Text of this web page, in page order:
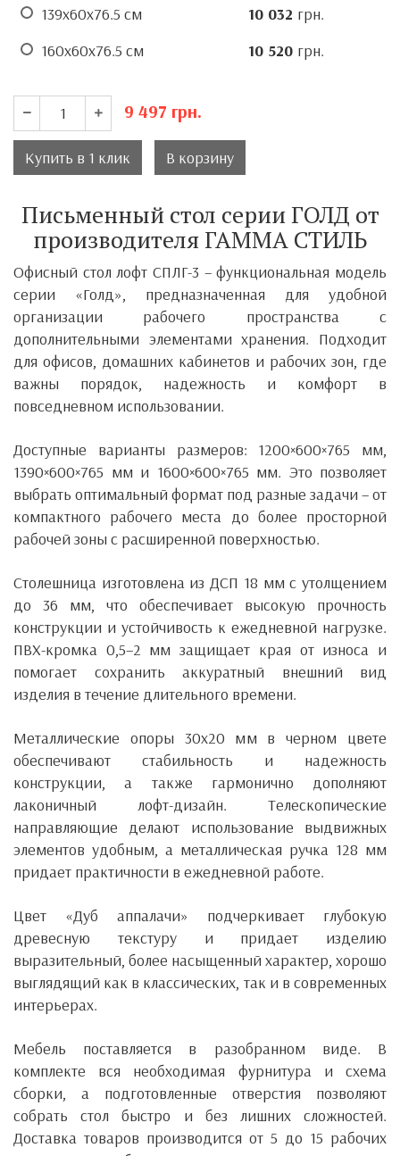
139х60х76.5 см
10 032 грн.
160х60х76.5 см
10 520 грн.
9 497 грн.
Купить в 1 клик В корзину
Письменный стол серии ГОЛД от
производителя ГАММА СТИЛЬ
Офисный стол лофт СПЛГ-3 – функциональная модель
серии «Голд», предназначенная для удобной
организации рабочего пространства с
дополнительными элементами хранения. Подходит
для офисов, домашних кабинетов и рабочих зон, где
важны порядок, надежность и комфорт в
повседневном использовании.
Доступные варианты размеров: 1200×600×765 мм,
1390×600×765 мм и 1600×600×765 мм. Это позволяет
выбрать оптимальный формат под разные задачи – от
компактного рабочего места до более просторной
рабочей зоны с расширенной поверхностью.
Столешница изготовлена ​​из ДСП 18 мм с утолщением
до 36 мм, что обеспечивает высокую прочность
конструкции и устойчивость к ежедневной нагрузке.
ПВХ-кромка 0,5–2 мм защищает края от износа и
помогает сохранить аккуратный внешний вид
изделия в течение длительного времени.
Металлические опоры 30х20 мм в черном цвете
обеспечивают стабильность и надежность
конструкции, а также гармонично дополняют
лаконичный лофт-дизайн. Телескопические
направляющие делают использование выдвижных
элементов удобным, а металлическая ручка 128 мм
придает практичности в ежедневной работе.
Цвет «Дуб аппалачи» подчеркивает глубокую
древесную текстуру и придает изделию
выразительный, более насыщенный характер, хорошо
выглядящий как в классических, так и в современных
интерьерах.
Мебель поставляется в разобранном виде. В
комплекте вся необходимая фурнитура и схема
сборки, а подготовленные отверстия позволяют
собрать стол быстро и без лишних сложностей.
Доставка товаров производится от 5 до 15 рабочих